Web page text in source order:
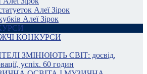
Алеї Зірок
Алеї Зірок
КОНКУРСИ
ЗМІНЮЮТЬ СВІТ: досвід,
успіх. 60 годин